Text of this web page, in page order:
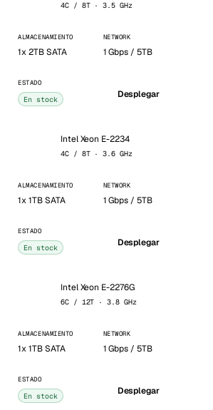
4C / 8T · 3.5 GHz
ALMACENAMIENTO
1x 2TB SATA
NETWORK
1 Gbps / 5TB
ESTADO
En stock Desplegar
Intel Xeon E-2234
4C / 8T · 3.6 GHz
ALMACENAMIENTO
1x 1TB SATA
NETWORK
1 Gbps / 5TB
ESTADO
En stock Desplegar
Intel Xeon E-2276G
6C / 12T · 3.8 GHz
ALMACENAMIENTO
1x 1TB SATA
NETWORK
1 Gbps / 5TB
ESTADO
En stock Desplegar